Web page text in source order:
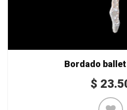
Bordado
$